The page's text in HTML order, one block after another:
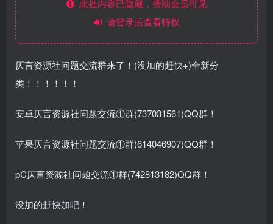
此处内容已隐藏，赞助会员可见
请登录后查看特权
仄言资源社问题交流群来了！(没加的赶快+)全新分
类！！！！！！
安卓仄言资源社问题交流①群(737031561)QQ群！
苹果仄言资源社问题交流①群(614046907)QQ群！
pC仄言资源社问题交流①群(742813182)QQ群！
没加的赶快加吧！